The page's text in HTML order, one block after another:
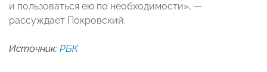
и пользоваться ею по необходимости», —
рассуждает Покровский.
Источник: РБК